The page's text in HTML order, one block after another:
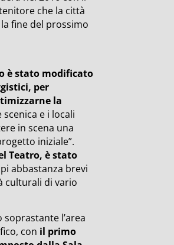
che la città
fine del prossimo
è stato modificato
per
la
e i locali
in scena una
iniziale”.
Teatro, è stato
abbastanza brevi
culturali di vario
l’area
con il primo